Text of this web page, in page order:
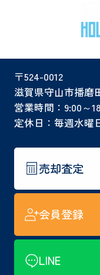
〒524-0012
滋賀県守山市播磨
営業時間：9:00～
定休日：毎週水曜
売却査定
会員登録
LINE